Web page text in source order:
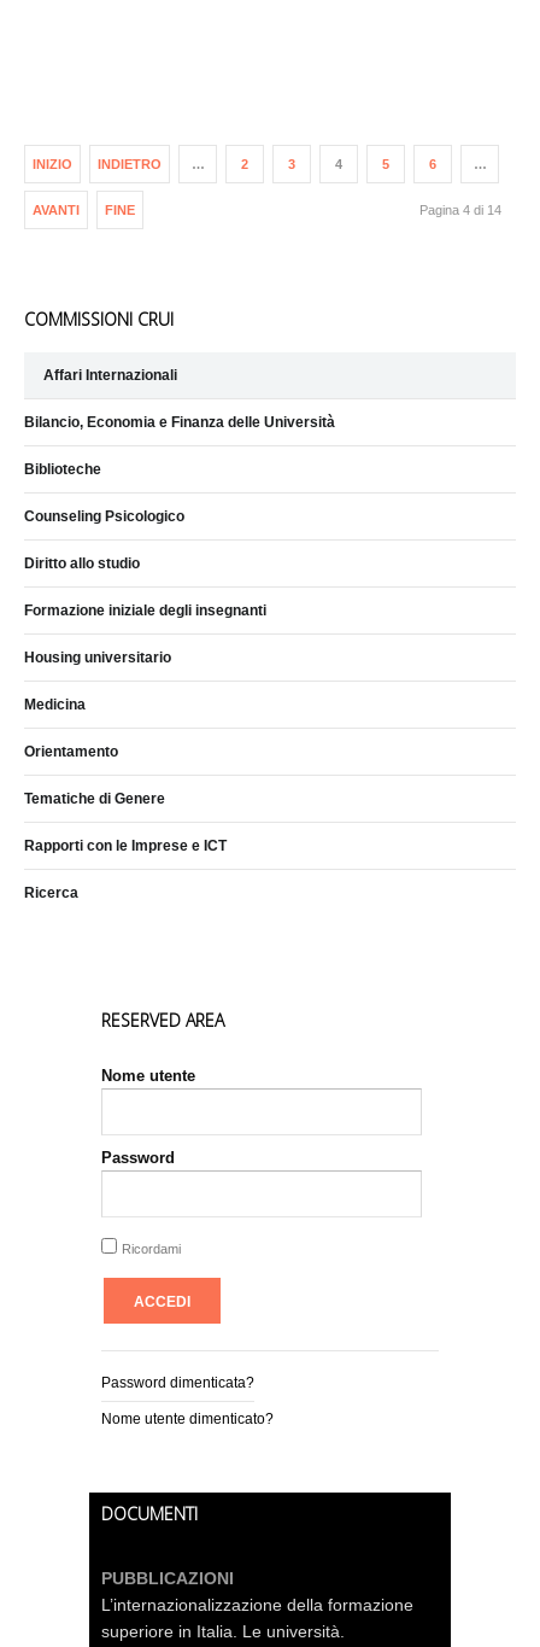
INIZIO INDIETRO … 2 3 4 5 6 …
AVANTI FINE Pagina 4 di 14
COMMISSIONI CRUI
Affari Internazionali
Bilancio, Economia e Finanza delle Università
Biblioteche
Counseling Psicologico
Diritto allo studio
Formazione iniziale degli insegnanti
Housing universitario
Medicina
Orientamento
Tematiche di Genere
Rapporti con le Imprese e ICT
Ricerca
RESERVED AREA
Nome utente
Password
Ricordami
Password dimenticata?
Nome utente dimenticato?
DOCUMENTI
PUBBLICAZIONI
L’internazionalizzazione della formazione
superiore in Italia. Le università.